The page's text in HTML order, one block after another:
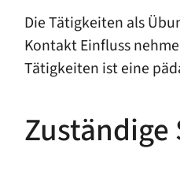
Die Tätigkeiten als
Kontakt Einfluss
Tätigkeiten ist eine
Zuständige